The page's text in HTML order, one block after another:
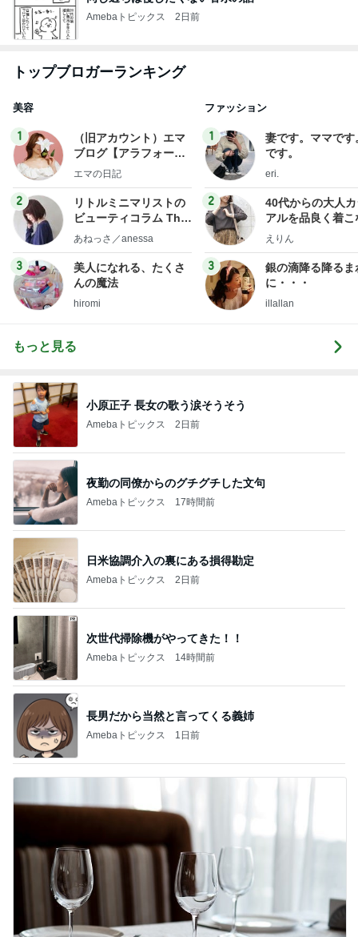
Amebaトピックス 2日前
トップブロガーランキング
美容
1
（旧アカウント）エマ
ブログ【アラフォー会
社売却セカンドライ
エマの日記
2
リトルミニマリストの
ビューティコラム The
little minimalist's bea
あねっさ／anessa
3
美人になれる、たくさ
んの魔法
hiromi
ファッション
1
妻です。ママです
です。
eri.
2
40代からの大人
アルを品良く着こ
ファッションブロ
えりん
3
銀の滴降る降るま
に・・・
illallan
もっと見る
小原正子 長女の歌う涙そうそう
Amebaトピックス 2日前
夜勤の同僚からのグチグチした文句
Amebaトピックス 17時間前
日米協調介入の裏にある損得勘定
Amebaトピックス 2日前
次世代掃除機がやってきた！！
Amebaトピックス 14時間前
長男だから当然と言ってくる義姉
Amebaトピックス 1日前